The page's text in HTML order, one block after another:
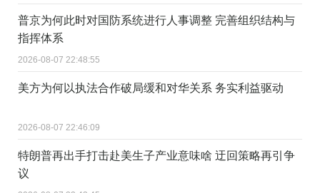
普京为何此时对国防系统进行人事调整 完善组织结构与
指挥体系
2026-08-07 22:48:55
美方为何以执法合作破局缓和对华关系 务实利益驱动
2026-08-07 22:46:09
特朗普再出手打击赴美生子产业意味啥 迂回策略再引争
议